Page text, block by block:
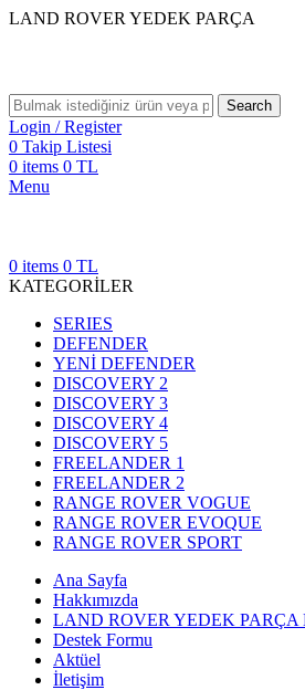
LAND ROVER YEDEK PARÇA
Search
Login / Register
0 Takip Listesi
0 items 0 TL
Menu
0 items 0 TL
KATEGORİLER
SERIES
DEFENDER
YENİ DEFENDER
DISCOVERY 2
DISCOVERY 3
DISCOVERY 4
DISCOVERY 5
FREELANDER 1
FREELANDER 2
RANGE ROVER VOGUE
RANGE ROVER EVOQUE
RANGE ROVER SPORT
Ana Sayfa
Hakkımızda
LAND ROVER YEDEK
Destek Formu
Aktüel
İletişim